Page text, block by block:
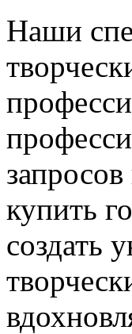
Наши
купить
создать